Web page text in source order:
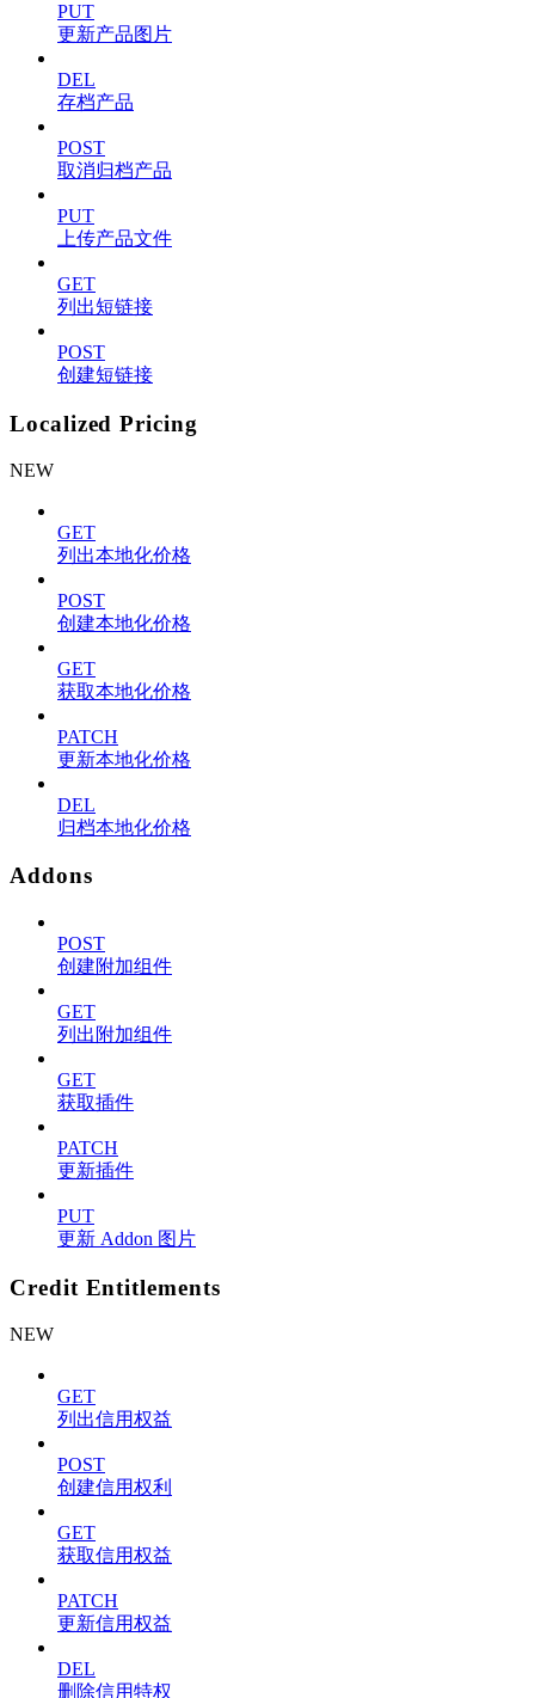
PUT
更新产品图片
DEL
存档产品
POST
取消归档产品
PUT
上传产品文件
GET
列出短链接
POST
创建短链接
Localized Pricing
NEW
GET
列出本地化价格
POST
创建本地化价格
GET
获取本地化价格
PATCH
更新本地化价格
DEL
归档本地化价格
Addons
POST
创建附加组件
GET
列出附加组件
GET
获取插件
PATCH
更新插件
PUT
更新 Addon 图片
Credit Entitlements
NEW
GET
列出信用权益
POST
创建信用权利
GET
获取信用权益
PATCH
更新信用权益
DEL
删除信用特权